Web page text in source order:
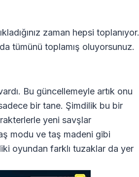
zaman hepsi toplanıyor.
tümünü toplamış oluyorsunuz.
Bu güncellemeyle artık onu
bir tane. Şimdilik bu bir
yeni savşlar
modu ve taş madeni gibi
oyundan farklı tuzaklar da yer